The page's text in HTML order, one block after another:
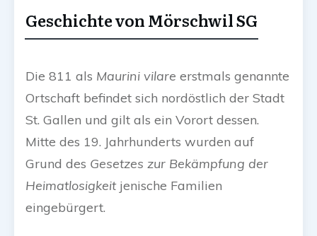
Geschichte von Mörschwil SG
Die 811 als Maurini vilare erstmals genannte
Ortschaft befindet sich nordöstlich der Stadt
St. Gallen und gilt als ein Vorort dessen.
Mitte des 19. Jahrhunderts wurden auf
Grund des Gesetzes zur Bekämpfung der
Heimatlosigkeitjenische Familien
eingebürgert.